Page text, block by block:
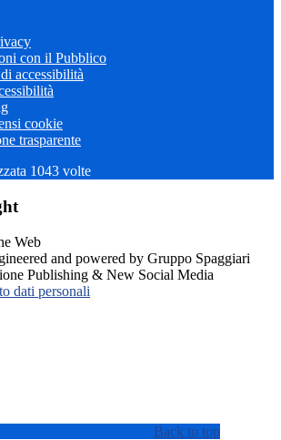
con il Pubblico
accessibilità
cookie
trasparente
1043 volte
and powered by Gruppo Spaggiari
Publishing & New Social Media
dati personali
Back to top